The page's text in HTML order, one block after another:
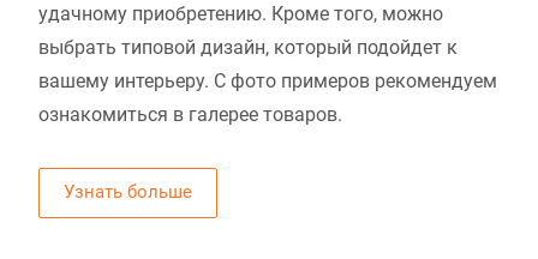
удачному приобретению. Кроме того, можно
выбрать типовой дизайн, который подойдет к
вашему интерьеру. С фото примеров рекомендуем
ознакомиться в галерее товаров.
Узнать больше